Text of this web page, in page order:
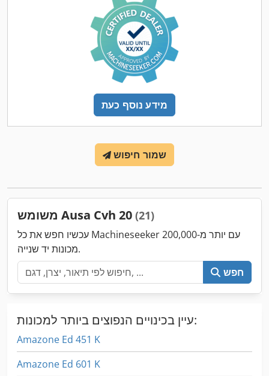
מידע נוסף כעת
שמור חיפוש
משומש Ausa Cvh 20 (21)
עכשיו חפש את כל Machineseeker עם יותר מ-200,000
מכונות יד שנייה.
חפש
עיין בכינויים הנפוצים ביותר למכונות:
Amazone Ed 451 K
Amazone Ed 601 K